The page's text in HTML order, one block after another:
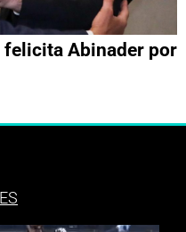
felicita Abinader por